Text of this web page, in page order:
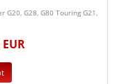
G20, G28, G80 Touring G21,